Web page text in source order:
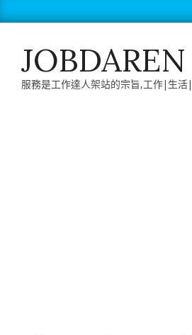
to
服務是工作達人架站的宗旨,工作|生